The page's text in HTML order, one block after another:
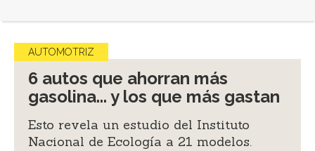
AUTOMOTRIZ
6 autos que ahorran más
gasolina... y los que más gastan
Esto revela un estudio del Instituto
Nacional de Ecología a 21 modelos.